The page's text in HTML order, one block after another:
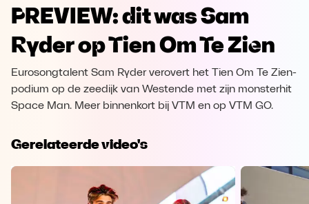
Microsoft Edge Download
Opera Download
PREVIEW: dit was Sam
Ryder op Tien Om Te Zien
Eurosongtalent Sam Ryder verovert het Tien Om Te Zien-
podium op de zeedijk van Westende met zijn monsterhit
Space Man. Meer binnenkort bij VTM en op VTM GO.
Gerelateerde video's